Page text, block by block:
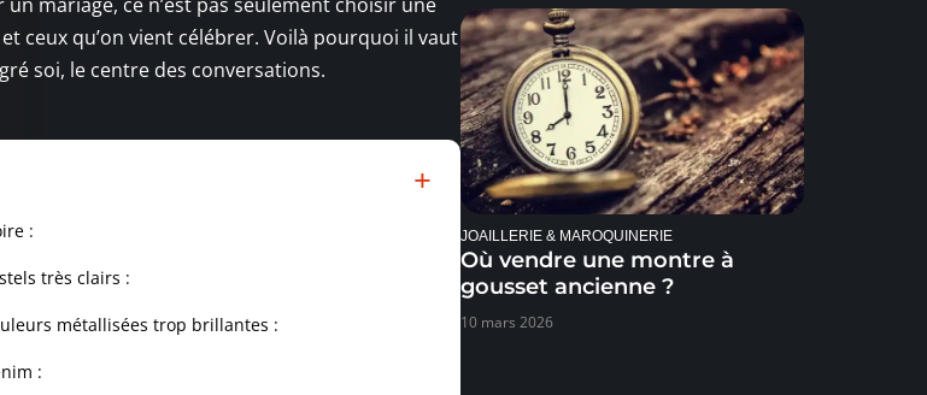
mariage, ce n’est pas seulement choisir une
ceux qu’on vient célébrer. Voilà pourquoi il vaut
soi, le centre des conversations.
:
très clairs :
métallisées trop brillantes :
:
JOAILLERIE & MAROQUINERIE
Où vendre une montre à
gousset ancienne ?
10 mars 2026